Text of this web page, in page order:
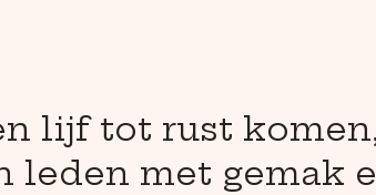
lijf tot rust
leden met gemak